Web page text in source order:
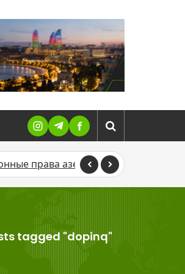
азербайджанцев, работающих за
tagged "dopinq"